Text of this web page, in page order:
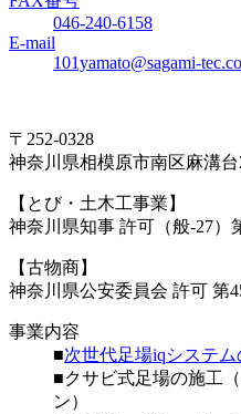
046-240-6158
E-mail
101yamato@sagami-
〒252-0328
神奈川県相模原市南区麻溝台
【とび・土木工事業】
神奈川県知事 許可（般-27）
【古物商】
神奈川県公安委員会 許可 第
事業内容
■次世代足場iqシステム
■クサビ式足場の施工
ン）